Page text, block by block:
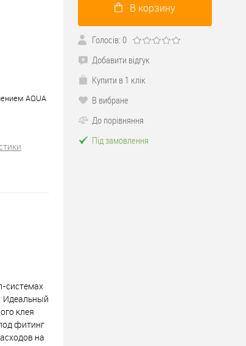
AQUA
системах
Идеальный
клея
фитинг
на
В корзину
Голосів: 0
Добавити відгук
Купити в 1 клік
В вибране
До порівняння
Під замовлення